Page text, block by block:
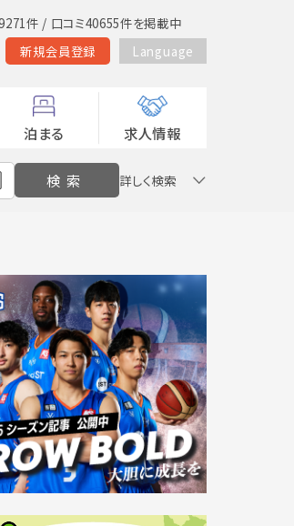
件 / 口コミ40655件を掲載中
新規会員登録 Language
泊まる 求人情報
詳しく検索